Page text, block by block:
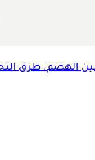
الهضم. طرق